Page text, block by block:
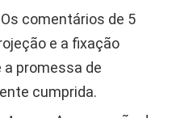
Os comentários de 5
e a fixação
a promessa de
cumprida.